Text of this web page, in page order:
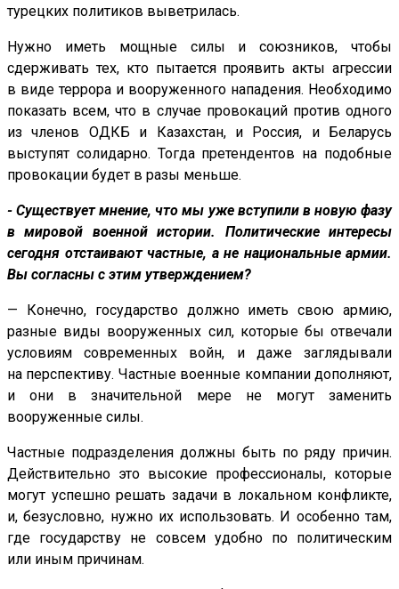
турецких политиков выветрилась.
Нужно иметь мощные силы и союзников, чтобы
сдерживать тех, кто пытается проявить акты агрессии
в виде террора и вооруженного нападения. Необходимо
показать всем, что в случае провокаций против одного
из членов ОДКБ и Казахстан, и Россия, и Беларусь
выступят солидарно. Тогда претендентов на подобные
провокации будет в разы меньше.
- Существует мнение, что мы уже вступили в новую фазу
в мировой военной истории. Политические интересы
сегодня отстаивают частные, а не национальные армии.
Вы согласны с этим утверждением?
— Конечно, государство должно иметь свою армию,
разные виды вооруженных сил, которые бы отвечали
условиям современных войн, и даже заглядывали
на перспективу. Частные военные компании дополняют,
и они в значительной мере не могут заменить
вооруженные силы.
Частные подразделения должны быть по ряду причин.
Действительно это высокие профессионалы, которые
могут успешно решать задачи в локальном конфликте,
и, безусловно, нужно их использовать. И особенно там,
где государству не совсем удобно по политическим
или иным причинам.